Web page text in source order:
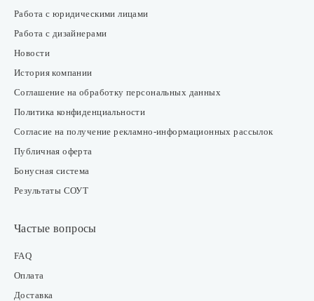
Работа с юридическими лицами
Работа с дизайнерами
Новости
История компании
Соглашение на обработку персональных данных
Политика конфиденциальности
Согласие на получение рекламно-информационных рассылок
Публичная оферта
Бонусная система
Результаты СОУТ
Частые вопросы
FAQ
Оплата
Доставка